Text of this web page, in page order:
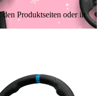
Produktseiten oder in